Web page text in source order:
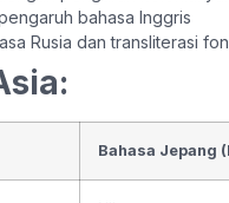
bahasa Inggris
Rusia dan transliterasi
Bahasa Jepang